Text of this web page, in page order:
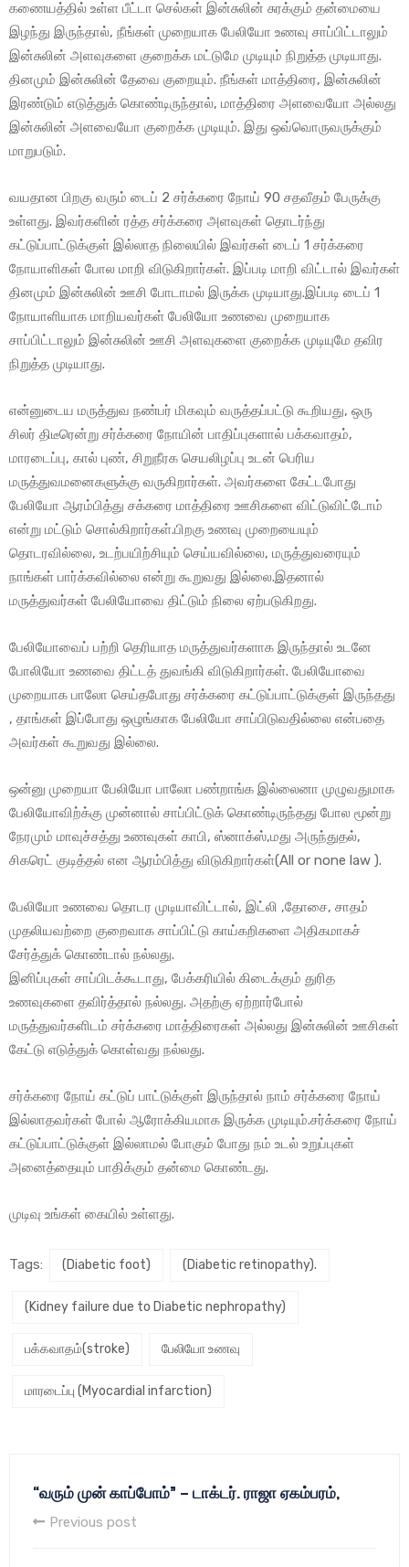
கணையத்தில் உள்ள பீட்டா செல்கள் இன்சுலின் சுரக்கும் தன்மையை
இழந்து இருந்தால், நீங்கள் முறையாக பேலியோ உணவு சாப்பிட்டாலும்
இன்சுலின் அளவுகளை குறைக்க மட்டுமே முடியும் நிறுத்த முடியாது.
தினமும் இன்சுலின் தேவை குறையும். நீங்கள் மாத்திரை, இன்சுலின்
இரண்டும் எடுத்துக் கொண்டிருந்தால், மாத்திரை அளவையோ அல்லது
இன்சுலின் அளவையோ குறைக்க முடியும். இது ஒவ்வொருவருக்கும்
மாறுபடும்.
வயதான பிறகு வரும் டைப் 2 சர்க்கரை நோய் 90 சதவீதம் பேருக்கு
உள்ளது. இவர்களின் ரத்த சர்க்கரை அளவுகள் தொடர்ந்து
கட்டுப்பாட்டுக்குள் இல்லாத நிலையில் இவர்கள் டைப் 1 சர்க்கரை
நோயாளிகள் போல மாறி விடுகிறார்கள். இப்படி மாறி விட்டால் இவர்கள்
தினமும் இன்சுலின் ஊசி போடாமல் இருக்க முடியாது.இப்படி டைப் 1
நோயாளியாக மாறியவர்கள் பேலியோ உணவை முறையாக
சாப்பிட்டாலும் இன்சுலின் ஊசி அளவுகளை குறைக்க முடியுமே தவிர
நிறுத்த முடியாது.
என்னுடைய மருத்துவ நண்பர் மிகவும் வருத்தப்பட்டு கூறியது, ஒரு
சிலர் திடீரென்று சர்க்கரை நோயின் பாதிப்புகளால் பக்கவாதம்,
மாரடைப்பு, கால் புண், சிறுநீரக செயலிழப்பு உடன் பெரிய
மருத்துவமனைகளுக்கு வருகிறார்கள். அவர்களை கேட்டபோது
பேலியோ ஆரம்பித்து சக்கரை மாத்திரை ஊசிகளை விட்டுவிட்டோம்
என்று மட்டும் சொல்கிறார்கள்.பிறகு உணவு முறையையும்
தொடரவில்லை, உடற்பயிற்சியும் செய்யவில்லை, மருத்துவரையும்
நாங்கள் பார்க்கவில்லை என்று கூறுவது இல்லை.இதனால்
மருத்துவர்கள் பேலியோவை திட்டும் நிலை ஏற்படுகிறது.
பேலியோவைப் பற்றி தெரியாத மருத்துவர்களாக இருந்தால் உடனே
போலியோ உணவை திட்டத் துவங்கி விடுகிறார்கள். பேலியோவை
முறையாக பாலோ செய்தபோது சர்க்கரை கட்டுப்பாட்டுக்குள் இருந்தது
, தாங்கள் இப்போது ஒழுங்காக பேலியோ சாப்பிடுவதில்லை என்பதை
அவர்கள் கூறுவது இல்லை.
ஒன்னு முறையா பேலியோ பாலோ பண்றாங்க இல்லைனா முழுவதுமாக
பேலியோவிற்க்கு முன்னால் சாப்பிட்டுக் கொண்டிருந்தது போல மூன்று
நேரமும் மாவுச்சத்து உணவுகள் காபி, ஸ்னாக்ஸ்,மது அருந்துதல்,
சிகரெட் குடித்தல் என ஆரம்பித்து விடுகிறார்கள்(All or none law ).
பேலியோ உணவை தொடர முடியாவிட்டால், இட்லி ,தோசை, சாதம்
முதலியவற்றை குறைவாக சாப்பிட்டு காய்கறிகளை அதிகமாகச்
சேர்த்துக் கொண்டால் நல்லது.
இனிப்புகள் சாப்பிடக்கூடாது, பேக்கரியில் கிடைக்கும் துரித
உணவுகளை தவிர்த்தால் நல்லது. அதற்கு ஏற்றார்போல்
மருத்துவர்களிடம் சர்க்கரை மாத்திரைகள் அல்லது இன்சுலின் ஊசிகள்
கேட்டு எடுத்துக் கொள்வது நல்லது.
சர்க்கரை நோய் கட்டுப் பாட்டுக்குள் இருந்தால் நாம் சர்க்கரை நோய்
இல்லாதவர்கள் போல் ஆரோக்கியமாக இருக்க முடியும்.சர்க்கரை நோய்
கட்டுப்பாட்டுக்குள் இல்லாமல் போகும் போது நம் உடல் உறுப்புகள்
அனைத்தையும் பாதிக்கும் தன்மை கொண்டது.
முடிவு உங்கள் கையில் உள்ளது.
Tags: (Diabetic foot) (Diabetic retinopathy).
(Kidney failure due to Diabetic nephropathy)
பக்கவாதம்(stroke) பேலியோ உணவு
மாரடைப்பு (Myocardial infarction)
“வரும் முன் காப்போம்” – டாக்டர். ராஜா ஏகம்பரம்,
Previous post